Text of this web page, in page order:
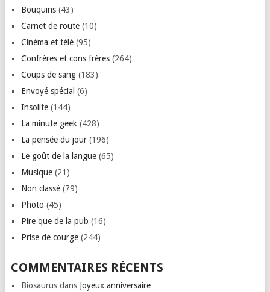
Bouquins(43)
Carnet de route(10)
Cinéma et télé(95)
Confrères et cons frères(264)
Coups de sang(183)
Envoyé spécial (6)
Insolite(144)
La minute geek (428)
La pensée du jour(196)
Le goût de la langue(65)
Musique(21)
Non classé(79)
Photo (45)
Pire que de la pub (16)
Prise de courge(244)
COMMENTAIRES RÉCENTS
Biosaurusdans Joyeux anniversaire